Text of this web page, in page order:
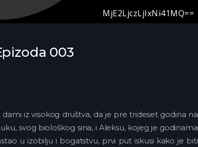
003
iz visokog društva, da je pre trideset godina na
svog biološkog sina, i Aleksu, kojeg je godinama
u izobilju i bogatstvu, prvi put iskusi kako je biti